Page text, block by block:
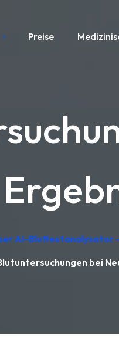
Preise
AI-Bluttestanalysator
bei